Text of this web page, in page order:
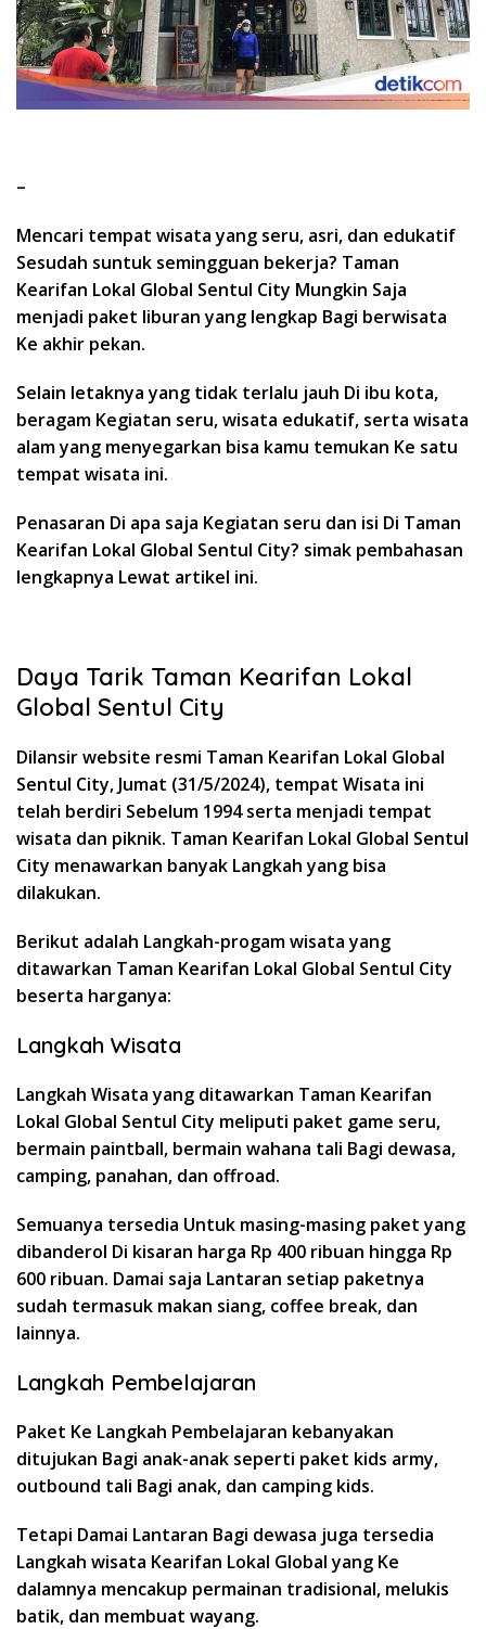
–
Mencari tempat wisata yang seru, asri, dan edukatif
Sesudah suntuk semingguan bekerja? Taman
Kearifan Lokal Global Sentul City Mungkin Saja
menjadi paket liburan yang lengkap Bagi berwisata
Ke akhir pekan.
Selain letaknya yang tidak terlalu jauh Di ibu kota,
beragam Kegiatan seru, wisata edukatif, serta wisata
alam yang menyegarkan bisa kamu temukan Ke satu
tempat wisata ini.
Penasaran Di apa saja Kegiatan seru dan isi Di Taman
Kearifan Lokal Global Sentul City? simak pembahasan
lengkapnya Lewat artikel ini.
Daya Tarik Taman Kearifan Lokal
Global Sentul City
Dilansir website resmi Taman Kearifan Lokal Global
Sentul City, Jumat (31/5/2024), tempat Wisata ini
telah berdiri Sebelum 1994 serta menjadi tempat
wisata dan piknik. Taman Kearifan Lokal Global Sentul
City menawarkan banyak Langkah yang bisa
dilakukan.
Berikut adalah Langkah-progam wisata yang
ditawarkan Taman Kearifan Lokal Global Sentul City
beserta harganya:
Langkah Wisata
Langkah Wisata yang ditawarkan Taman Kearifan
Lokal Global Sentul City meliputi paket game seru,
bermain paintball, bermain wahana tali Bagi dewasa,
camping, panahan, dan offroad.
Semuanya tersedia Untuk masing-masing paket yang
dibanderol Di kisaran harga Rp 400 ribuan hingga Rp
600 ribuan. Damai saja Lantaran setiap paketnya
sudah termasuk makan siang, coffee break, dan
lainnya.
Langkah Pembelajaran
Paket Ke Langkah Pembelajaran kebanyakan
ditujukan Bagi anak-anak seperti paket kids army,
outbound tali Bagi anak, dan camping kids.
Tetapi Damai Lantaran Bagi dewasa juga tersedia
Langkah wisata Kearifan Lokal Global yang Ke
dalamnya mencakup permainan tradisional, melukis
batik, dan membuat wayang.